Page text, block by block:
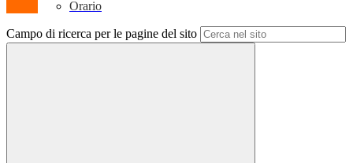
Orario
Campo di ricerca per le pagine del sito